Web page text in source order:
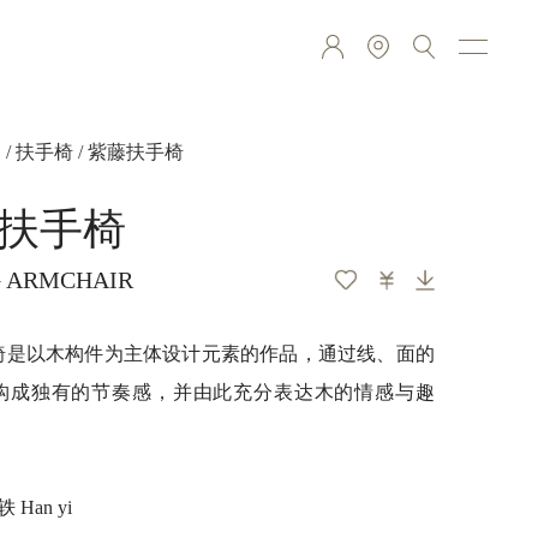
/扶手椅/ 紫藤扶手椅
手椅
ARMCHAIR
是以木构件为主体设计元素的作品，通过线、面的
成独有的节奏感，并由此充分表达木的情感与趣
Han yi